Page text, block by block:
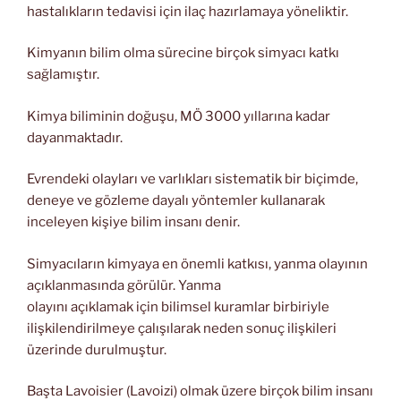
hastalıkların tedavisi için ilaç hazırlamaya yöneliktir.
Kimyanın bilim olma sürecine birçok simyacı katkı
sağlamıştır.
Kimya biliminin doğuşu, MÖ 3000 yıllarına kadar
dayanmaktadır.
Evrendeki olayları ve varlıkları sistematik bir biçimde,
deneye ve gözleme dayalı yöntemler kullanarak
inceleyen kişiye bilim insanı denir.
Simyacıların kimyaya en önemli katkısı, yanma olayının
açıklanmasında görülür. Yanma
olayını açıklamak için bilimsel kuramlar birbiriyle
ilişkilendirilmeye çalışılarak neden sonuç ilişkileri
üzerinde durulmuştur.
Başta Lavoisier (Lavoizi) olmak üzere birçok bilim insanı